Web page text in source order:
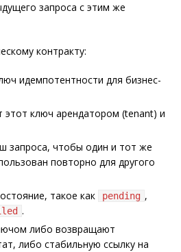
запроса с этим же
контракту:
идемпотентности для бизнес-
этот ключ арендатором (tenant) и
запроса, чтобы один и тот же
повторно для другого
такое как
pending ,
.
либо возвращают
либо стабильную ссылку на